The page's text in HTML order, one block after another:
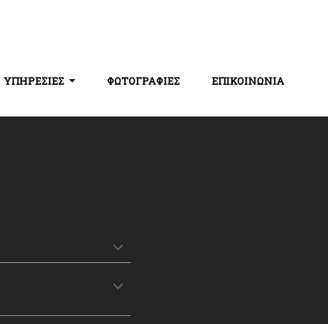
ΥΠΗΡΕΣΙΕΣ ΦΩΤΟΓΡΑΦΙΕΣ ΕΠΙΚΟΙΝΩΝΙΑ